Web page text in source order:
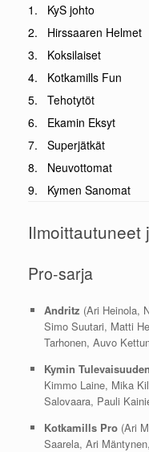
1. KyS johto
2.
Hirssaaren Helmet
3.
Koksilaiset
4.
Kotkamills Fun
5.
Tehotytöt
6.
Ekamin Eksyt
7.
Superjätkät
8.
Neuvottomat
9.
Kymen Sanomat
Ilmoittautuneet
Pro-sarja
Andritz (Ari Heinola,
Simo Suutari, Matti
Tarhonen, Auvo
Kymin
Kimmo Laine, Mika
Salovaara, Pauli
Kotkamills Pro(Ari
Saarela, Ari